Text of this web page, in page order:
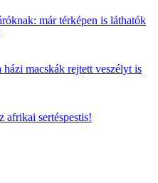
már térképen is láthatók
macskák rejtett veszélyt is
afrikai sertéspestis!